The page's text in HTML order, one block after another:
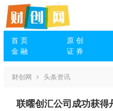
首 页 原 创
金 融
证 券
财创网 头条资讯
联曜创汇公司成功获